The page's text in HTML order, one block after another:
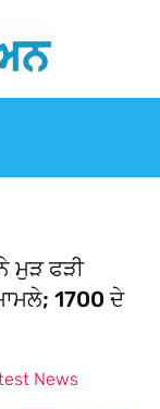
ਮੁੜ ਫੜੀ
1700 ਦੇ
News